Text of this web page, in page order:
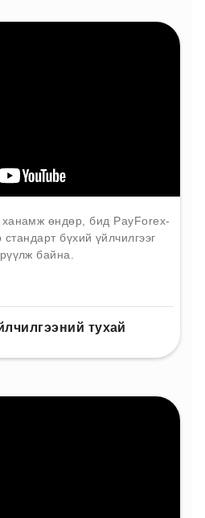
ханамж өндөр, бид PayForex-
бүхий үйлчилгээг
байна.
тухай